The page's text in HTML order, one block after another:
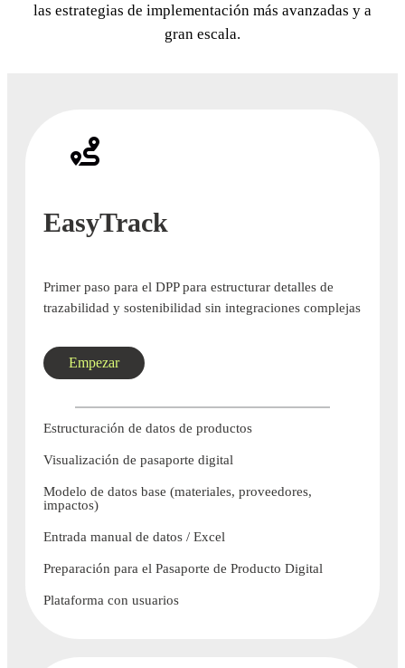
las estrategias de implementación más avanzadas y a
gran escala.
EasyTrack
Primer paso para el DPP para estructurar detalles de
trazabilidad y sostenibilidad sin integraciones complejas
Empezar
Estructuración de datos de productos
Visualización de pasaporte digital
Modelo de datos base (materiales, proveedores,
impactos)
Entrada manual de datos / Excel
Preparación para el Pasaporte de Producto Digital
Plataforma con usuarios